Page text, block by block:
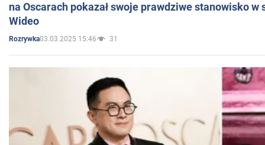
na Oscarach pokazał swoje prawdziwe stanowisko w
Wideo
Rozrywka03.03.2025 15:46 31